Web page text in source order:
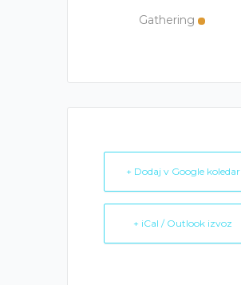
Gathering
+ Dodaj v Google koledar
+ iCal / Outlook izvoz